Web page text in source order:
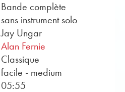
Bande complète
sans instrument solo
Jay Ungar
Alan Fernie
Classique
facile - medium
05:55